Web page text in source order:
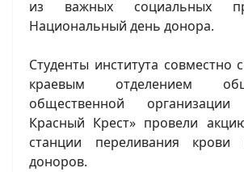
из важных социальных
Национальный день донора.
Студенты института совместно
краевым отделением
общественной организации
Красный Крест» провели
станции переливания крови
доноров.